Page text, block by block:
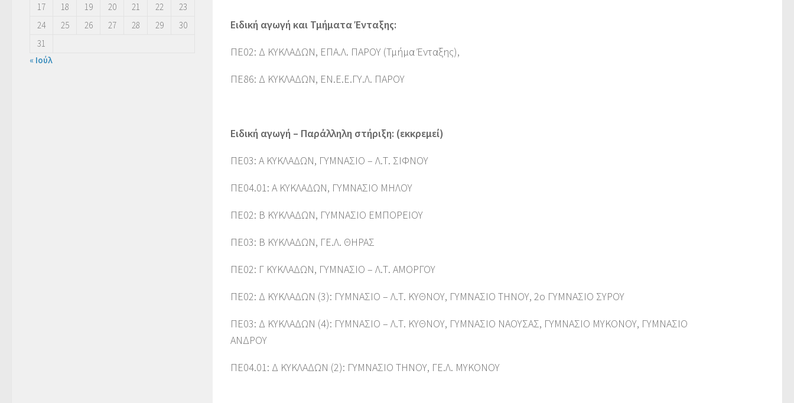
Ειδική αγωγή και Τμήματα Ένταξης:
ΠΕ02: Δ ΚΥΚΛΑΔΩΝ, ΕΠΑ.Λ. ΠΑΡΟΥ (Τμήμα Ένταξης),
ΠΕ86: Δ ΚΥΚΛΑΔΩΝ, ΕΝ.Ε.Ε.ΓΥ.Λ. ΠΑΡΟΥ
Ειδική αγωγή – Παράλληλη στήριξη: (εκκρεμεί)
ΠΕ03: Α ΚΥΚΛΑΔΩΝ, ΓΥΜΝΑΣΙΟ – Λ.Τ. ΣΙΦΝΟΥ
ΠΕ04.01: Α ΚΥΚΛΑΔΩΝ, ΓΥΜΝΑΣΙΟ ΜΗΛΟΥ
ΠΕ02: Β ΚΥΚΛΑΔΩΝ, ΓΥΜΝΑΣΙΟ ΕΜΠΟΡΕΙΟΥ
ΠΕ03: Β ΚΥΚΛΑΔΩΝ, ΓΕ.Λ. ΘΗΡΑΣ
ΠΕ02: Γ ΚΥΚΛΑΔΩΝ, ΓΥΜΝΑΣΙΟ – Λ.Τ. ΑΜΟΡΓΟΥ
ΠΕ02: Δ ΚΥΚΛΑΔΩΝ (3): ΓΥΜΝΑΣΙΟ – Λ.Τ. ΚΥΘΝΟΥ, ΓΥΜΝΑΣΙΟ ΤΗΝΟΥ, 2ο ΓΥΜΝΑΣΙΟ ΣΥΡΟΥ
ΠΕ03: Δ ΚΥΚΛΑΔΩΝ (4): ΓΥΜΝΑΣΙΟ – Λ.Τ. ΚΥΘΝΟΥ, ΓΥΜΝΑΣΙΟ ΝΑΟΥΣΑΣ, ΓΥΜΝΑΣΙΟ ΜΥΚΟΝΟΥ, ΓΥΜΝΑΣΙΟ
ΑΝΔΡΟΥ
ΠΕ04.01: Δ ΚΥΚΛΑΔΩΝ (2): ΓΥΜΝΑΣΙΟ ΤΗΝΟΥ, ΓΕ.Λ. ΜΥΚΟΝΟΥ
17
18 19 20 21 22
23
24
25 26 27 28 29
30
31
« Ιούλ